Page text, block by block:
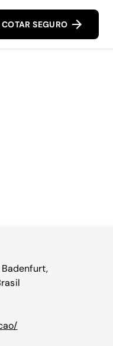
COTAR SEGURO
Badenfurt,